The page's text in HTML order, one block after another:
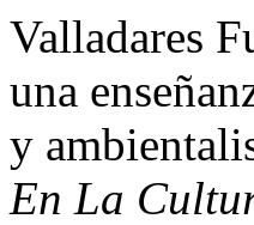
Valladares
una
y
En La